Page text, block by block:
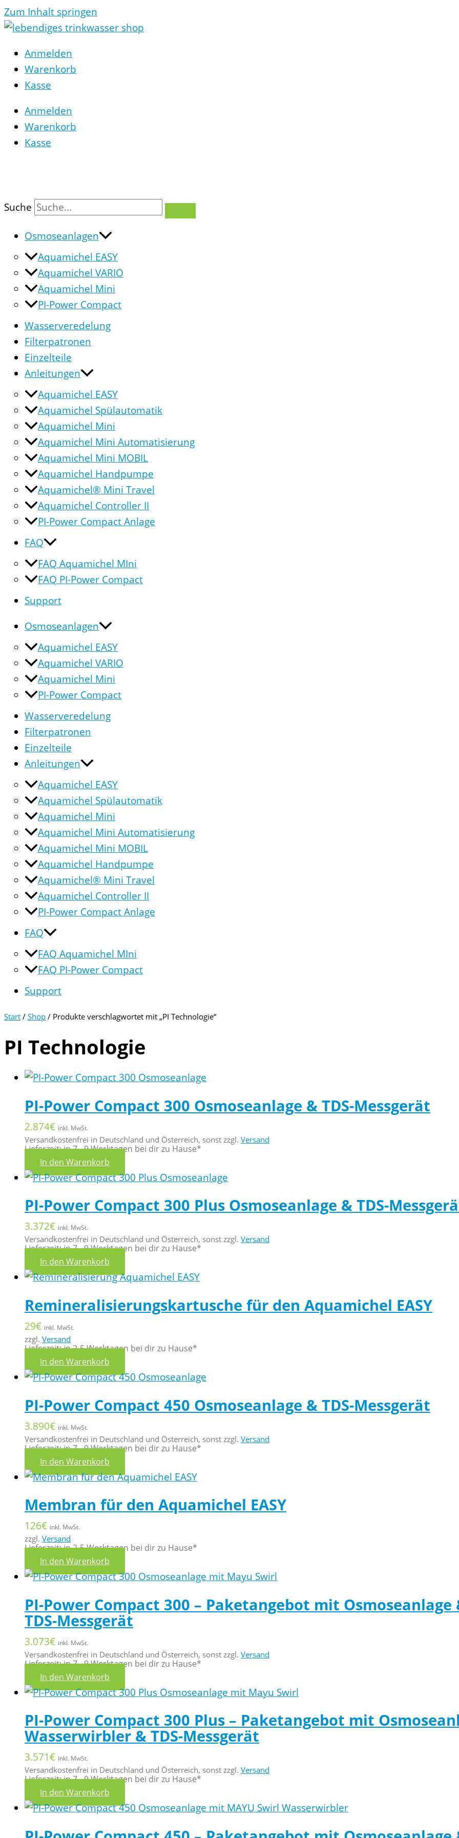
Zum Inhalt springen
Anmelden
Warenkorb
Kasse
Anmelden
Warenkorb
Kasse
Suche
Osmoseanlagen
Aquamichel EASY
Aquamichel VARIO
Aquamichel Mini
PI-Power Compact
Wasserveredelung
Filterpatronen
Einzelteile
Anleitungen
Aquamichel EASY
Aquamichel Spülautomatik
Aquamichel Mini
Aquamichel Mini Automatisierung
Aquamichel Mini MOBIL
Aquamichel Handpumpe
Aquamichel® Mini Travel
Aquamichel Controller II
PI-Power Compact Anlage
FAQ
FAQ Aquamichel MIni
FAQ PI-Power Compact
Support
Osmoseanlagen
Aquamichel EASY
Aquamichel VARIO
Aquamichel Mini
PI-Power Compact
Wasserveredelung
Filterpatronen
Einzelteile
Anleitungen
Aquamichel EASY
Aquamichel Spülautomatik
Aquamichel Mini
Aquamichel Mini Automatisierung
Aquamichel Mini MOBIL
Aquamichel Handpumpe
Aquamichel® Mini Travel
Aquamichel Controller II
PI-Power Compact Anlage
FAQ
FAQ Aquamichel MIni
FAQ PI-Power Compact
Support
Start / Shop / Produkte verschlagwortet mit „PI Technologie“
PI Technologie
PI-Power Compact 300 Osmoseanlage & TDS-Messgerät
2.874€ inkl. MwSt.
Versandkostenfrei in Deutschland und Österreich, sonst zzgl. Versand
Lieferzeit: in 7 - 9 Werktagen bei dir zu Hause*
In den Warenkorb
PI-Power Compact 300 Plus Osmoseanlage & TDS-
3.372€ inkl. MwSt.
Versandkostenfrei in Deutschland und Österreich, sonst zzgl. Versand
Lieferzeit: in 7 - 9 Werktagen bei dir zu Hause*
In den Warenkorb
Remineralisierungskartusche für den Aquamichel EASY
29€ inkl. MwSt.
zzgl. Versand
Lieferzeit: in 2-5 Werktagen bei dir zu Hause*
In den Warenkorb
PI-Power Compact 450 Osmoseanlage & TDS-Messgerät
3.890€ inkl. MwSt.
Versandkostenfrei in Deutschland und Österreich, sonst zzgl. Versand
Lieferzeit: in 7 - 9 Werktagen bei dir zu Hause*
In den Warenkorb
Membran für den Aquamichel EASY
126€ inkl. MwSt.
zzgl. Versand
Lieferzeit: in 2-5 Werktagen bei dir zu Hause*
In den Warenkorb
PI-Power Compact 300 – Paketangebot mit
TDS-Messgerät
3.073€ inkl. MwSt.
Versandkostenfrei in Deutschland und Österreich, sonst zzgl. Versand
Lieferzeit: in 7 - 9 Werktagen bei dir zu Hause*
In den Warenkorb
PI-Power Compact 300 Plus – Paketangebot mit
Wasserwirbler & TDS-Messgerät
3.571€ inkl. MwSt.
Versandkostenfrei in Deutschland und Österreich, sonst zzgl. Versand
Lieferzeit: in 7 - 9 Werktagen bei dir zu Hause*
In den Warenkorb